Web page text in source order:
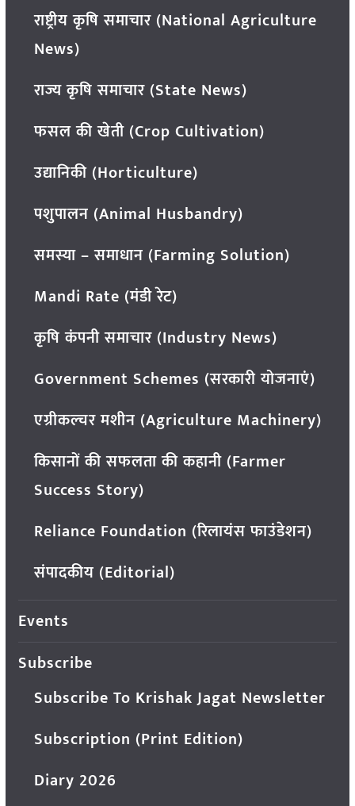
राष्ट्रीय कृषि समाचार (National Agriculture
News)
राज्य कृषि समाचार (State News)
फसल की खेती (Crop Cultivation)
उद्यानिकी (Horticulture)
पशुपालन (Animal Husbandry)
समस्या – समाधान (Farming Solution)
Mandi Rate (मंडी रेट)
कृषि कंपनी समाचार (Industry News)
Government Schemes (सरकारी योजनाएं)
एग्रीकल्चर मशीन (Agriculture Machinery)
किसानों की सफलता की कहानी (Farmer
Success Story)
Reliance Foundation (रिलायंस फाउंडेशन)
संपादकीय (Editorial)
Events
Subscribe
Subscribe To Krishak Jagat Newsletter
Subscription (Print Edition)
Diary 2026